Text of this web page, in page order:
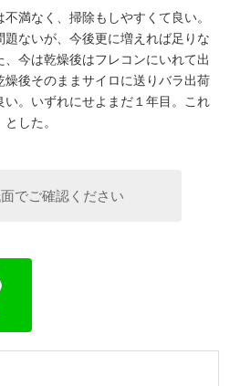
満なく、掃除もしやすくて良い。
ないが、今後更に増えれば足りな
、今は乾燥後はフレコンにいれて出
後そのままサイロに送りバラ出荷
い。いずれにせよまだ１年目。これ
した。
でご確認ください